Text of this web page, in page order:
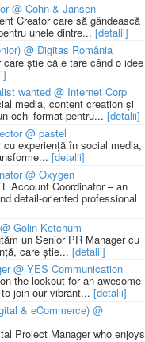
@ Cohn & Jansen
Creator care să gândească
unele dintre... [detalii]
@ Digitas România
știe că e tare când o idee
wanted @ Internet Corp
media, content creation și
ochi format pentru... [detalii]
@ pastel
experiență în social media,
[detalii]
@ Oxygen
Account Coordinator – an
detail-oriented professional
Golin Ketchum
un Senior PR Manager cu
care știe... [detalii]
@ YES Communication
the lookout for an awesome
join our vibrant... [detalii]
& eCommerce) @
Project Manager who enjoys